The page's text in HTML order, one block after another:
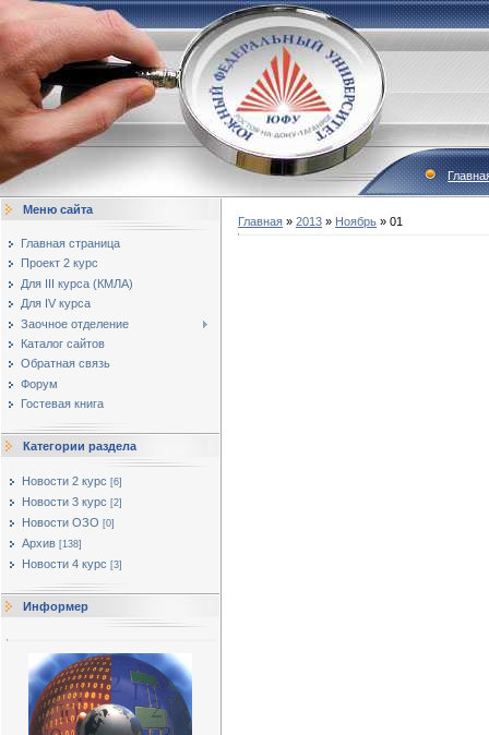
Меню сайта
Главная страница
Проект 2 курс
Для III курса (КМЛА)
Для IV курса
Заочное отделение
Каталог сайтов
Обратная связь
Форум
Гостевая книга
Категории раздела
Новости 2 курс [6]
Новости 3 курс [2]
Новости ОЗО [0]
Архив [138]
Новости 4 курс [3]
Информер
Главная » 2013 » Ноябрь » 01